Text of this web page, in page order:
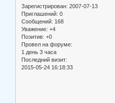
Зарегистрирован: 2007-07-13
Приглашений: 0
Сообщений: 168
Уважение: +4
Позитив: +0
Провел на форуме:
1 день 3 часа
Последний визит:
2015-05-24 16:18:33